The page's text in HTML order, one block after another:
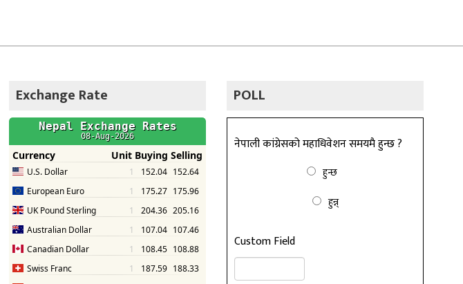
Exchange Rate POLL
नेपाली कांग्रेसको महाधिवेशन समयमै हुन्छ ?
हुन्छ
हुन्न्
Custom Field